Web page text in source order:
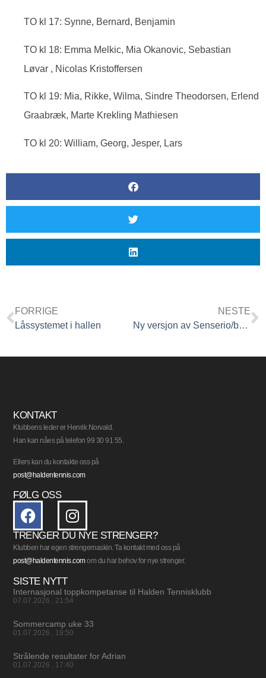
TO kl 17: Synne, Bernard, Benjamin
TO kl 18: Emma Melkic, Mia Okanovic, Sebastian
Løvar , Nicolas Kristoffersen
TO kl 19: Mia, Rikke, Wilma, Sindre Theodorsen, Erlend
Graabræk, Marte Krekling Mathiesen
TO kl 20: William, Georg, Jesper, Lars
FORRIGE
Låssystemet i hallen
NESTE
Ny versjon av Senserio/booking av hallen
KONTAKT
Klubbens leder er Henrik Norvald.
Han kan nåes på telefon 99 30 91 55.
Ellers kan du kontakte oss på
post@haldentennis.com
FØLG OSS
TRENGER DU NYE STRENGER?
Klubben har egen strengemaskin. Ta kontakt med oss på
post@haldentennis.comom du har behov for nye strenger.
SISTE NYTT
Internasjonal toppkompetanse til Halden Tennisklubb
07.07.2026 21:54
Sommercamp uke 33
01.07.2026 19:50
Strålende resultater for Adrian
01.07.2026 17:40